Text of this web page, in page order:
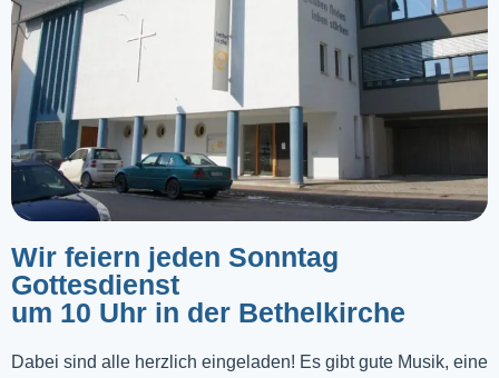
Wir feiern jeden Sonntag
Gottesdienst
um 10 Uhr in der Bethelkirche
Dabei sind alle herzlich eingeladen! Es gibt gute Musik, eine